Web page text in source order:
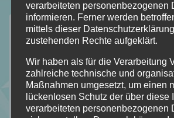
mir
Facebook
mir
auf
Instagram
mir
auf
Pinterest
meinem
Blog
mit
Bloglovin
Der Durchblick
Meine gelesenen Bücher!
Wer ist Calipa?
Wunschliste
verarbeiteten personenbezogenen
informieren. Ferner werden
mittels dieser
zustehenden Rechte aufgeklärt.
Wir haben als für die Verarbeitung
zahlreiche technische und
Maßnahmen umgesetzt, um einen
lückenlosen Schutz der über diese
verarbeiteten personenbezogenen